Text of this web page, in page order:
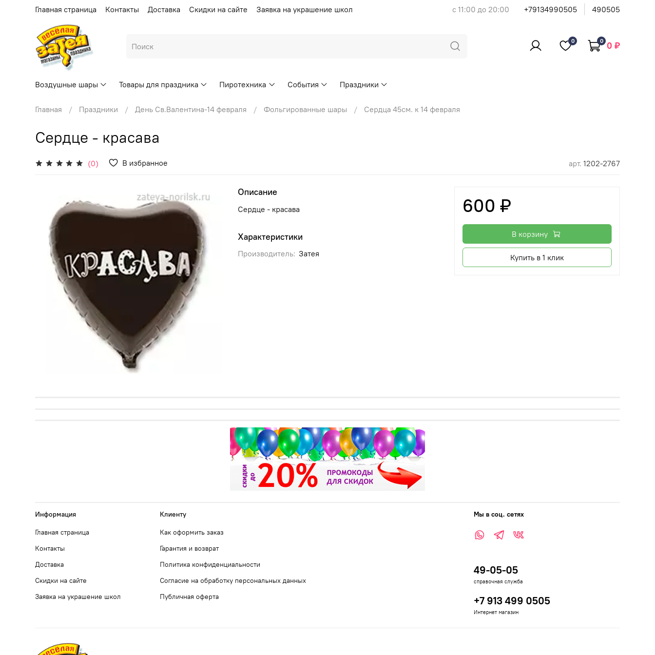
Главная страница Контакты Доставка Скидки на сайте Заявка на украшение школ с 11:00 до 20:00 +79134990505 490505
0 0 0 ₽
Воздушные шары Товары для праздника Пиротехника События Праздники
Главная Праздники День Св.Валентина-14 февраля Фольгированные шары Сердца 45см. к 14 февраля
Сердце - красава
(0) В избранное арт. 1202-2767
Характеристики
Производитель: Затея
Описание
Сердце - красава 600 ₽
В корзину
Купить в 1 клик
Информация
Главная страница
Контакты
Доставка
Скидки на сайте
Заявка на украшение школ
Клиенту
Как оформить заказ
Гарантия и возврат
Политика конфиденциальности
Согласие на обработку персональных данных
Публичная оферта
Мы в соц. сетях
49-05-05
справочная служба
+7 913 499 0505
Интернет магазин